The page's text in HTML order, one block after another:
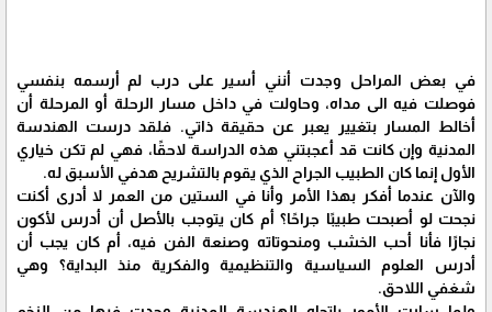
في بعض المراحل وجدت أنني أسير على درب لم أرسمه بنفسي
فوصلت فيه الى مداه، وحاولت في داخل مسار الرحلة أو المرحلة أن
أخالط المسار بتغيير يعبر عن حقيقة ذاتي. فلقد درست الهندسة
المدنية وإن كانت قد أعجبتني هذه الدراسة لاحقًا، فهي لم تكن خياري
الأول إنما كان الطبيب الجراح الذي يقوم بالتشريح هدفي الأسبق له.
والآن عندما أفكر بهذا الأمر وأنا في الستين من العمر لا أدرى أكنت
نجحت لو أصبحت طبيبًا جراحًا؟ أم كان يتوجب بالأصل أن أدرس لأكون
نجارًا فأنا أحب الخشب ومنحوتاته وصنعة الفن فيه، أم كان يجب أن
أدرس العلوم السياسية والتنظيمية والفكرية منذ البداية؟ وهي
شغفي اللاحق.